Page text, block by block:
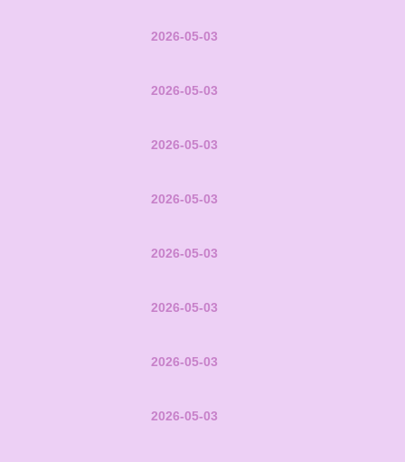
2026-05-03
2026-05-03
2026-05-03
2026-05-03
2026-05-03
2026-05-03
2026-05-03
2026-05-03